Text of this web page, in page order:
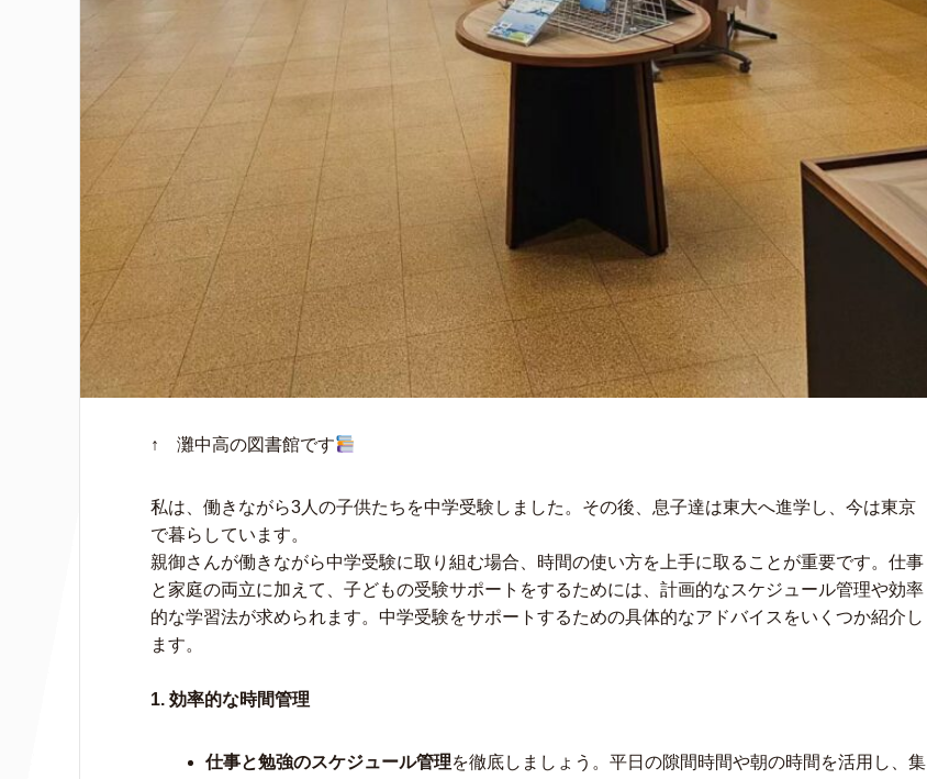
↑ 灘中高の図書館です
私は、働きながら3人の子供たちを中学受験しました。その後、息子達は東大へ進学し、今は東京
で暮らしています。
親御さんが働きながら中学受験に取り組む場合、時間の使い方を上手に取ることが重要です。仕事
と家庭の両立に加えて、子どもの受験サポートをするためには、計画的なスケジュール管理や効率
的な学習法が求められます。中学受験をサポートするための具体的なアドバイスをいくつか紹介し
ます。
1. 効率的な時間管理
仕事と勉強のスケジュール管理を徹底しましょう。平日の隙間時間や朝の時間を活用し、集